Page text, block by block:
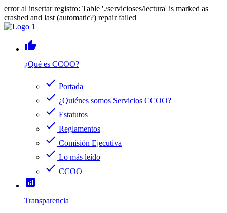
error al insertar registro: Table './servicioses/lectura' is marked as
crashed and last (automatic?) repair failed
thumb_up
¿Qué es CCOO?
check Portada
check ¿Quiénes somos Servicios CCOO?
check Estatutos
check Reglamentos
check Comisión Ejecutiva
check Lo más leído
check CCOO
analytics
Transparencia